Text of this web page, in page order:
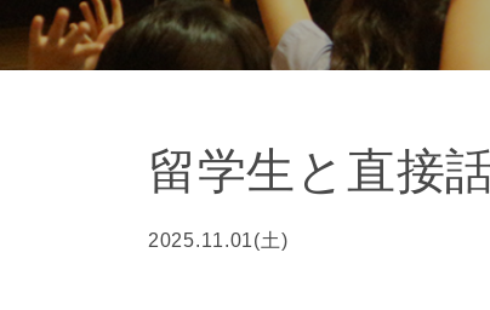
留学生と直接
2025.11.01(土)